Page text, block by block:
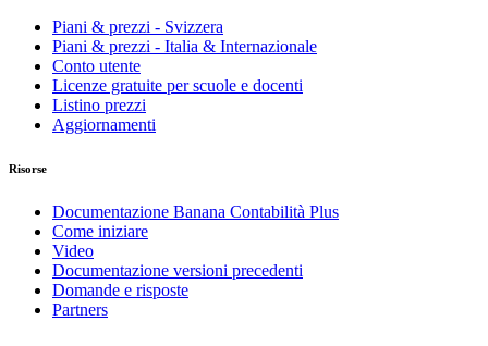
Piani & prezzi - Svizzera
Piani & prezzi - Italia & Internazionale
Conto utente
Licenze gratuite per scuole e docenti
Listino prezzi
Aggiornamenti
Risorse
Documentazione Banana Contabilità Plus
Come iniziare
Video
Documentazione versioni precedenti
Domande e risposte
Partners